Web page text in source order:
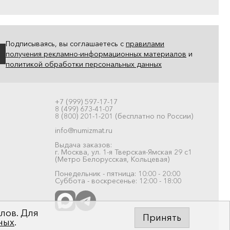
Подписываясь, вы соглашаетесь с правилами
получения рекламно-информационных материалов и
политикой обработки персональных данных
+7 (999) 597-17-17
8 (499) 673-41-07
8 (800) 201-1-201 (бесплатно по России)
info@numizmat.ru
Выдача заказов:
г. Москва, ул. 1-я Тверская-Ямская 29 с1
(Метро Белорусская, Кольцевая)
Понедельник - пятница: 10:00 - 20:00
Суббота - воскресенье: 12:00 - 18:00
Для
. Принять